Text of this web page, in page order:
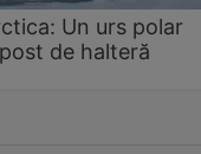
Un urs polar
de halteră